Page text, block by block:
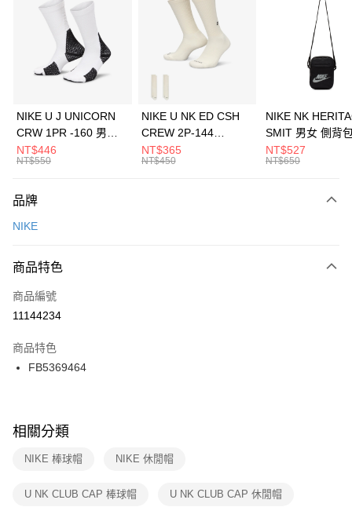
3 期 0 利率 每期 21家銀行
合作金庫商業銀行
第一商業銀行
華南商業銀行
彰化商業銀行
上海商業儲蓄銀行
元大商業銀行
台灣樂天信用卡公司
Apple Pay
全盈+PAY
AFTEE先享後付
【關於「AFTEE先享後付」】
便利好安心！
３．安心：先確認商品／服務後，再付款。
【「AFTEE先享後付」結帳流程】
１．於結帳方式選擇「AFTEE先享後付」後，將跳轉至「AFTEE先享後付」
２．訂單成立數日內，您將收到繳費通知簡訊。
３．收到繳費通知簡訊後14天內，點擊此簡訊中的連結，可透過四大超商／
ATM／網路銀行／等多元方式進行付款，方視為交易完成。
※ 交易是否成功請以「AFTEE先享後付 」之結帳頁面顯示為準，若有關於
是否繳費成功／繳費後需取消欲退款等相關疑問，請聯繫「AFTEE先享後付
客戶支援中心」
https://netprotections.freshdesk.com/support/home
１．透過由恩沛科技股份有限公司提供之「AFTEE先享後付」服務完成之交
運送方式
每筆NT$100，滿NT$1,500(含以上)免運費
宅配
每筆NT$100，滿NT$1,500(含以上)免運費
付款後門市自取
每筆NT$100，滿NT$1,500(含以上)免運費
NIKE U J UNICORN
CRW 1PR -160 男女
中統襪 FZ3393100
NT$446
NT$550
NIKE U NK ED CSH
CREW 2P-144
EMBRDY 男女 短統襪
FZ3073133
NT$365
NT$450
NIKE NK
SMIT 男女 側背
BA5871010
NT$527
NT$650
品牌
NIKE
商品特色
商品編號
11144234
商品特色
FB5369464
相關分類
NIKE 棒球帽 NIKE 休閒帽
U NK CLUB CAP 棒球帽 U NK CLUB CAP 休閒帽